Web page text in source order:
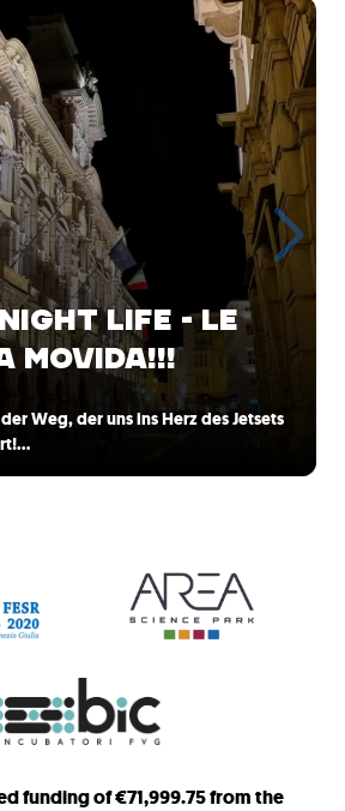
LIFE - LE
MOVIDA!!!
Weg, der uns ins Herz des Jetsets
funding of €71,999.75 from the